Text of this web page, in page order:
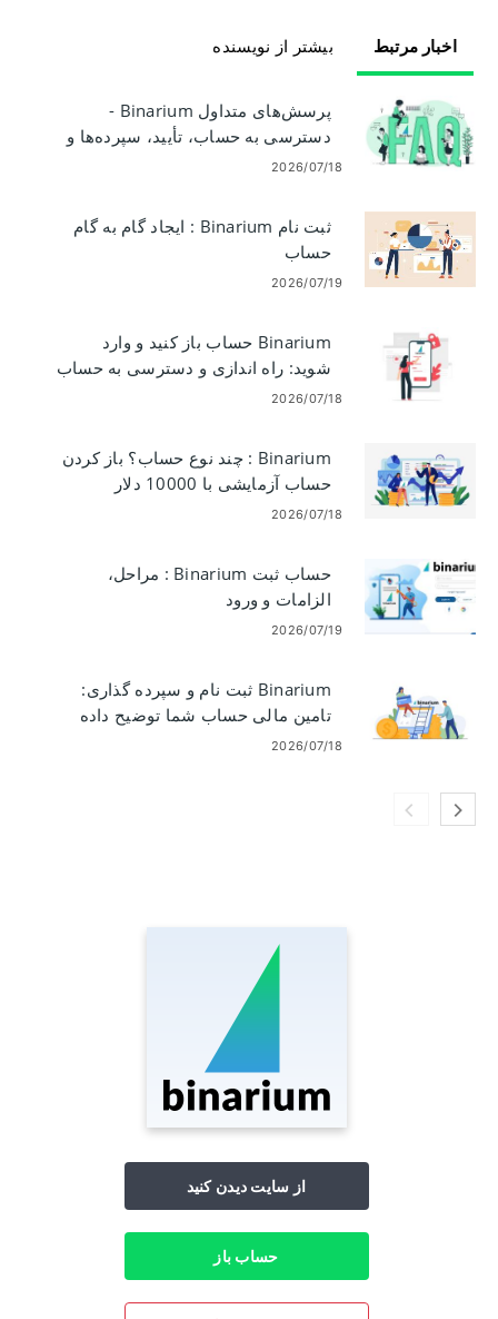
بیشتر از نویسنده اخبار مرتبط
پرسش‌های متداول Binarium -
دسترسی به حساب، تأیید، سپرده‌ها و
تجارت
2026/07/18
ثبت نام Binarium : ایجاد گام به گام
حساب
2026/07/19
Binarium حساب باز کنید و وارد
شوید: راه اندازی و دسترسی به حساب
2026/07/18
Binarium : چند نوع حساب؟ باز کردن
حساب آزمایشی با 10000 دلار
2026/07/18
حساب ثبت Binarium : مراحل،
الزامات و ورود
2026/07/19
Binarium ثبت نام و سپرده گذاری:
تامین مالی حساب شما توضیح داده
شده است
2026/07/18
از سایت دیدن کنید
حساب باز